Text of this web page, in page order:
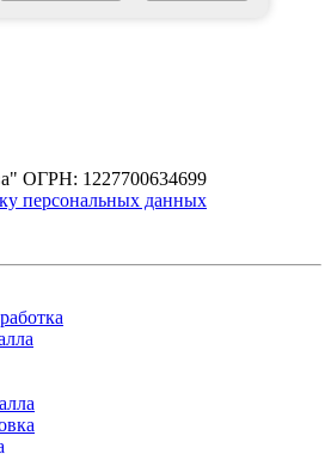
ОГРН: 1227700634699
персональных данных